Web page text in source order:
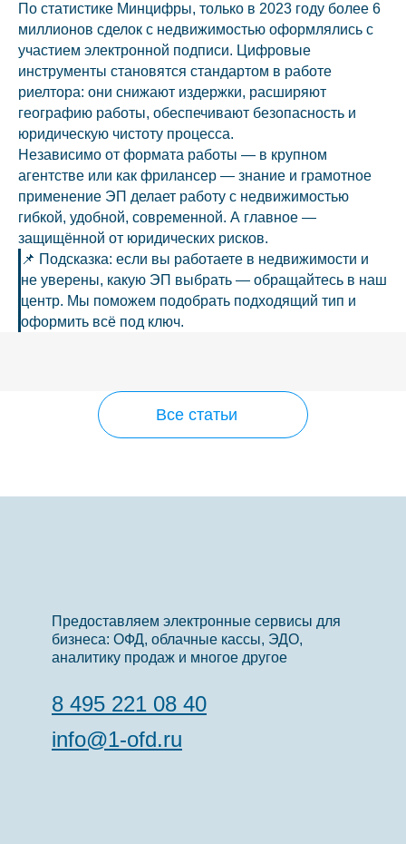
По статистике Минцифры, только в 2023 году более 6
миллионов сделок с недвижимостью оформлялись с
участием электронной подписи. Цифровые
инструменты становятся стандартом в работе
риелтора: они снижают издержки, расширяют
географию работы, обеспечивают безопасность и
юридическую чистоту процесса.
Независимо от формата работы — в крупном
агентстве или как фрилансер — знание и грамотное
применение ЭП делает работу с недвижимостью
гибкой, удобной, современной. А главное —
защищённой от юридических рисков.
📌 Подсказка: если вы работаете в недвижимости и
не уверены, какую ЭП выбрать — обращайтесь в наш
центр. Мы поможем подобрать подходящий тип и
оформить всё под ключ.
Все статьи
Предоставляем электронные сервисы для
бизнеса: ОФД, облачные кассы, ЭДО,
аналитику продаж и многое другое
8 495 221 08 40
info@1-ofd.ru